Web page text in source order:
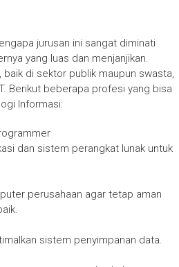
jurusan ini sangat diminati
yang luas dan menjanjikan.
di sektor publik maupun swasta,
Berikut beberapa profesi yang bisa
Informasi:
dan sistem perangkat lunak untuk
perusahaan agar tetap aman
sistem penyimpanan data.